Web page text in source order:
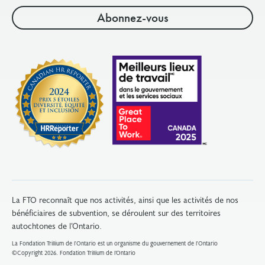
des demandes de subvention.
doit compter au moins trois membres ayant un
mandat actif. Leur mandat doit être actif à la date
limite de soumission des demandes.
Au moins 50 % des membres du conseil
d’administration maintiennent une relation sans
lien de dépendance entre eux. Cela signifie que
liés entre eux, ne travaillent pas en tant que
partenaires d’affaires ou ne sont pas autrement
dans une relation où les intérêts peuvent être
compromis.
La FTO reconnaît que nos activités, ainsi que les activités de nos
bénéficiaires de subvention, se déroulent sur des territoires
autochtones de l’Ontario.
La Fondation Trillium de l'Ontario est un organisme du gouvernement de l'Ontario
©Copyright 2026. Fondation Trillium de l’Ontario